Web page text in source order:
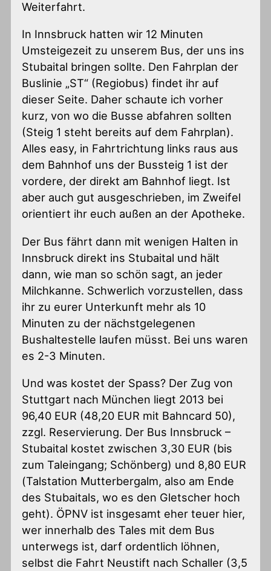
Weiterfahrt.
In Innsbruck hatten wir 12 Minuten
Umsteigezeit zu unserem Bus, der uns ins
Stubaital bringen sollte. Den Fahrplan der
Buslinie „ST“ (Regiobus) findet ihr auf
dieser Seite. Daher schaute ich vorher
kurz, von wo die Busse abfahren sollten
(Steig 1 steht bereits auf dem Fahrplan).
Alles easy, in Fahrtrichtung links raus aus
dem Bahnhof uns der Bussteig 1 ist der
vordere, der direkt am Bahnhof liegt. Ist
aber auch gut ausgeschrieben, im Zweifel
orientiert ihr euch außen an der Apotheke.
Der Bus fährt dann mit wenigen Halten in
Innsbruck direkt ins Stubaital und hält
dann, wie man so schön sagt, an jeder
Milchkanne. Schwerlich vorzustellen, dass
ihr zu eurer Unterkunft mehr als 10
Minuten zu der nächstgelegenen
Bushaltestelle laufen müsst. Bei uns waren
es 2-3 Minuten.
Und was kostet der Spass? Der Zug von
Stuttgart nach München liegt 2013 bei
96,40 EUR (48,20 EUR mit Bahncard 50),
zzgl. Reservierung. Der Bus Innsbruck –
Stubaital kostet zwischen 3,30 EUR (bis
zum Taleingang; Schönberg) und 8,80 EUR
(Talstation Mutterbergalm, also am Ende
des Stubaitals, wo es den Gletscher hoch
geht). ÖPNV ist insgesamt eher teuer hier,
wer innerhalb des Tales mit dem Bus
unterwegs ist, darf ordentlich löhnen,
selbst die Fahrt Neustift nach Schaller (3,5